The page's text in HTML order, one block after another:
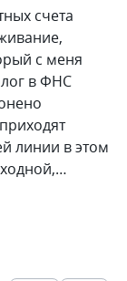
счета
с меня
в ФНС
линии в этом